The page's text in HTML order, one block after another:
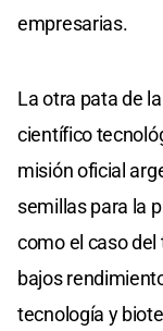
empresarias.
La otra pata de
científico
misión oficial
semillas para la
como el caso del
bajos
tecnología y